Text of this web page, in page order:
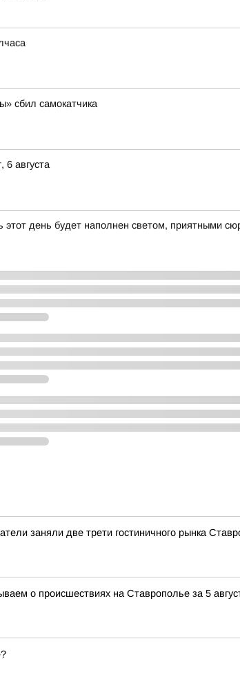
сбил самокатчика
6 августа
этот день будет наполнен светом, приятными
заняли две трети гостиничного рынка
о происшествиях на Ставрополье за 5